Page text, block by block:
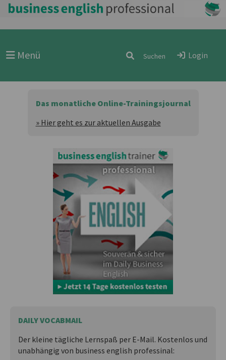
Menü Login
Das monatliche Online-Trainingsjournal
» Hier geht es zur aktuellen Ausgabe
DAILY VOCABMAIL
Der kleine tägliche Lernspaß per E-Mail. Kostenlos und
unabhängig von business english professinal: